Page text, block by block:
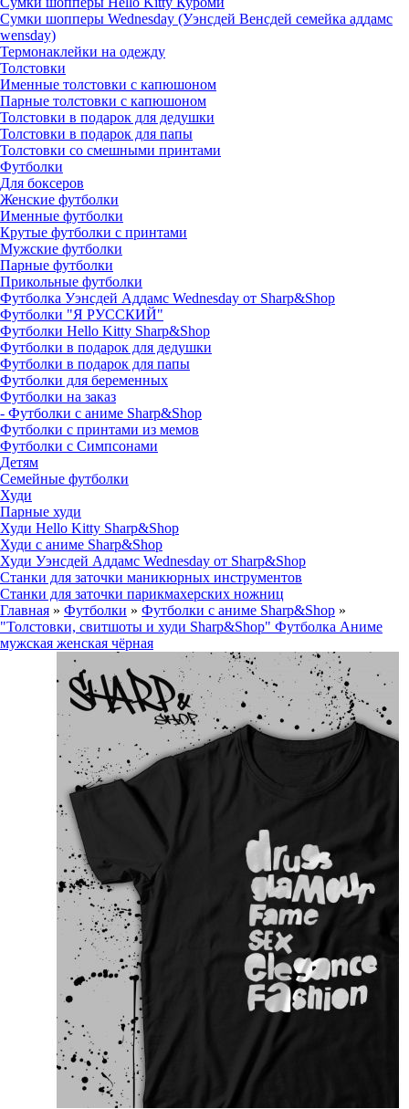
Сумки шопперы Wednesday (Уэнсдей Венсдей семейка аддамс
wensday)
Термонаклейки на одежду
Толстовки
Именные толстовки с капюшоном
Парные толстовки с капюшоном
Толстовки в подарок для дедушки
Толстовки в подарок для папы
Толстовки со смешными принтами
Футболки
Для боксеров
Женские футболки
Именные футболки
Крутые футболки с принтами
Мужские футболки
Парные футболки
Прикольные футболки
Футболка Уэнсдей Аддамс Wednesday от Sharp&Shop
Футболки "Я РУССКИЙ"
Футболки Hello Kitty Sharp&Shop
Футболки в подарок для дедушки
Футболки в подарок для папы
Футболки для беременных
Футболки на заказ
- Футболки с аниме Sharp&Shop
Футболки с принтами из мемов
Футболки с Симпсонами
Детям
Семейные футболки
Худи
Парные худи
Худи Hello Kitty Sharp&Shop
Худи с аниме Sharp&Shop
Худи Уэнсдей Аддамс Wednesday от Sharp&Shop
Станки для заточки маникюрных инструментов
Станки для заточки парикмахерских ножниц
Главная » Футболки » Футболки с аниме Sharp&Shop »
"Толстовки, свитшоты и худи Sharp&Shop" Футболка Аниме
мужская женская чёрная